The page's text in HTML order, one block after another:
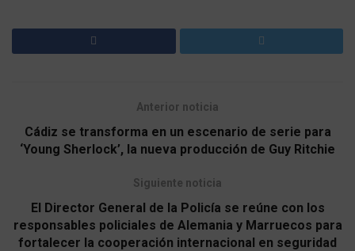
Anterior noticia
Cádiz se transforma en un escenario de serie para
‘Young Sherlock’, la nueva producción de Guy Ritchie
Siguiente noticia
El Director General de la Policía se reúne con los
responsables policiales de Alemania y Marruecos para
fortalecer la cooperación internacional en seguridad